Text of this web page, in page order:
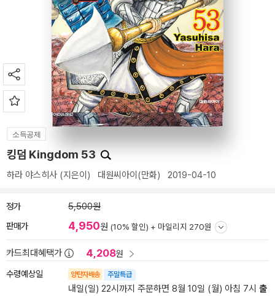
소득공제
킹덤 Kingdom 53
하라 야스히사 (지은이) 대원씨아이(만화) 2019-04-10
정가 5,500원
판매가 4,950원 (10% 할인) + 마일리지 270원
카드최대혜택가 4,208원
수령예상일 양탄자배송 주말특급
내일(일) 22시까지 주문하면 8월 10일 (월) 아침 7시 출